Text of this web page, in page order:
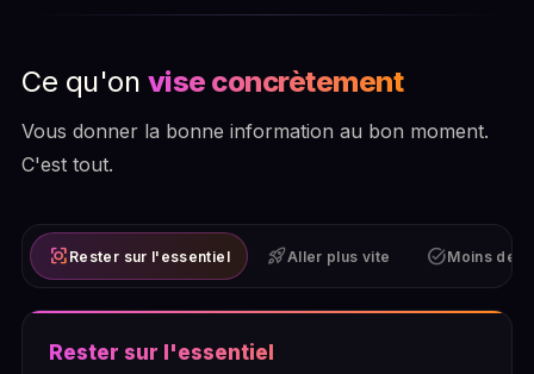
Ce qu'on vise concrètement
Vous donner la bonne information au bon moment.
C'est tout.
center_focus_strong Rester sur l'essentiel rocket_launchAller plus vite task_altMoins de
Rester sur l'essentiel